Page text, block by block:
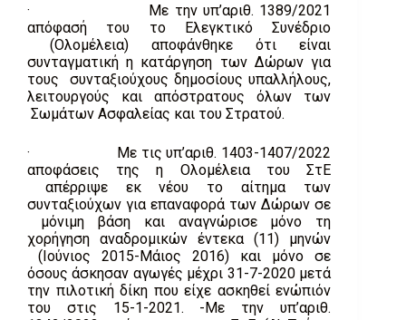
· Με την υπ’αριθ. 1389/2021
απόφασή του το Ελεγκτικό Συνέδριο
(Ολομέλεια) αποφάνθηκε ότι είναι
συνταγματική η κατάργηση των Δώρων για
τους συνταξιούχους δημοσίους υπαλλήλους,
λειτουργούς και απόστρατους όλων των
Σωμάτων Ασφαλείας και του Στρατού.
· Με τις υπ’αριθ. 1403-1407/2022
αποφάσεις της η Ολομέλεια του ΣτΕ
απέρριψε εκ νέου το αίτημα των
συνταξιούχων για επαναφορά των Δώρων σε
μόνιμη βάση και αναγνώρισε μόνο τη
χορήγηση αναδρομικών έντεκα (11) μηνών
(Ιούνιος 2015-Μάιος 2016) και μόνο σε
όσους άσκησαν αγωγές μέχρι 31-7-2020 μετά
την πιλοτική δίκη που είχε ασκηθεί ενώπιόν
του στις 15-1-2021. -Με την υπ’αριθ.